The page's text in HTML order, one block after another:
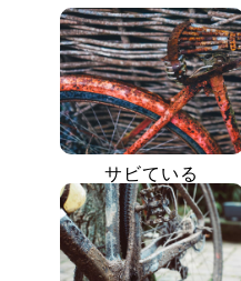
サビている